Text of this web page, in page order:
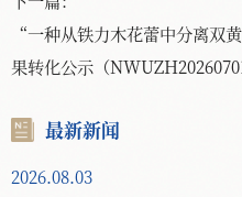
“一种从铁力木花蕾中分离双
果转化公示（
最新新闻
2026.08.03